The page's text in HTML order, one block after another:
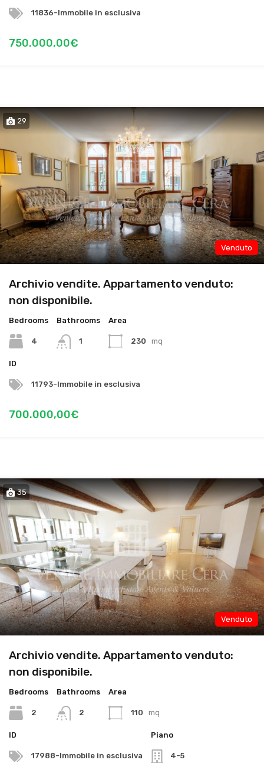
11836-Immobile in esclusiva
750.000,00€
29
Venduto
Archivio vendite. Appartamento venduto:
non disponibile.
Bedrooms
4
Bathrooms
1
Area
230 mq
ID
11793-Immobile in esclusiva
700.000,00€
35
Venduto
Archivio vendite. Appartamento venduto:
non disponibile.
Bedrooms
2
Bathrooms
2
Area
110 mq
ID
17988-Immobile in esclusiva
Piano
4-5